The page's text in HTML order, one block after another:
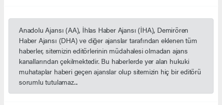
Anadolu Ajansı (AA), İhlas Haber Ajansı (İHA), Demirören
Haber Ajansı (DHA) ve diğer ajanslar tarafından eklenen tüm
haberler, sitemizin editörlerinin müdahalesi olmadan ajans
kanallarından çekilmektedir. Bu haberlerde yer alan hukuki
muhataplar haberi geçen ajanslar olup sitemizin hiç bir editörü
sorumlu tutulamaz...